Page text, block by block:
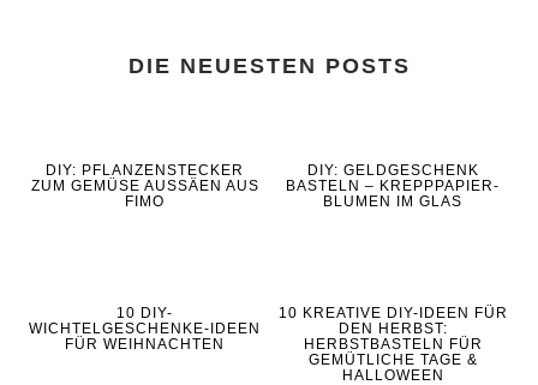
DIE NEUESTEN POSTS
DIY: PFLANZENSTECKER
ZUM GEMÜSE AUSSÄEN AUS
FIMO
DIY: GELDGESCHENK
BASTELN – KREPPPAPIER-
BLUMEN IM GLAS
10 DIY-
WICHTELGESCHENKE-IDEEN
FÜR WEIHNACHTEN
10 KREATIVE DIY-IDEEN FÜR
DEN HERBST:
HERBSTBASTELN FÜR
GEMÜTLICHE TAGE &
HALLOWEEN